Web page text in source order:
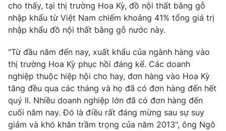
Photo Infographic
Video Shorts video
VTV Money VTV Thể thao
VTV Sức khoẻ Bất động sản
cho thấy, tại thị trường Hoa Kỳ, đồ nội thất bằng gỗ
nhập khẩu từ Việt Nam chiếm khoảng 41% tổng giá trị
nhập khẩu đồ nội thất bằng gỗ nước này.
"Từ đầu năm đến nay, xuất khẩu của ngành hàng vào
thị trường Hoa Kỳ phục hồi đáng kể. Các doanh
nghiệp thuộc hiệp hội cho hay, đơn hàng vào Hoa Kỳ
tăng đều qua các tháng và họ đã có đơn hàng đến hết
quý II. Nhiều doanh nghiệp lớn đã có đơn hàng đến
cuối năm nay. Đó là điều rất đáng mừng sau sự suy
giảm và khó khăn trầm trọng của năm 2013", ông Ngô